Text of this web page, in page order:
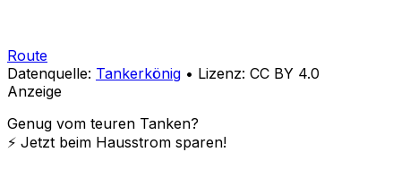
Route
Datenquelle: Tankerkönig • Lizenz: CC BY 4.0
Anzeige
Genug vom teuren Tanken?
⚡️ Jetzt beim Hausstrom sparen!